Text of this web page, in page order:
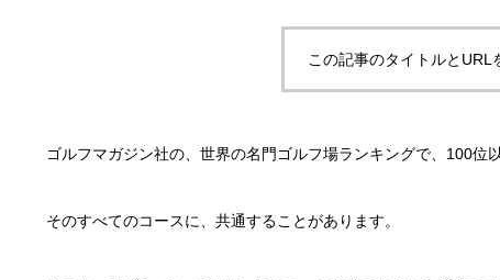
この記事のタイトルとURL
ゴルフマガジン社の、世界の名門ゴルフ場ランキングで、100位
そのすべてのコースに、共通することがあります。